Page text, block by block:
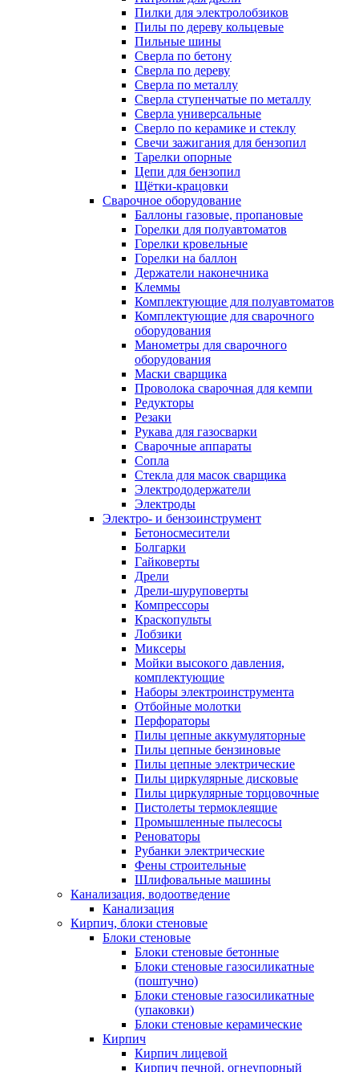
Пилки для электролобзиков
Пилы по дереву кольцевые
Пильные шины
Сверла по бетону
Сверла по дереву
Сверла по металлу
Сверла ступенчатые по металлу
Сверла универсальные
Сверло по керамике и стеклу
Свечи зажигания для бензопил
Тарелки опорные
Цепи для бензопил
Щётки-крацовки
Сварочное оборудование
Баллоны газовые, пропановые
Горелки для полуавтоматов
Горелки кровельные
Горелки на баллон
Держатели наконечника
Клеммы
Комплектующие для полуавтоматов
Комплектующие для сварочного
оборудования
Манометры для сварочного
оборудования
Маски сварщика
Проволока сварочная для кемпи
Редукторы
Резаки
Рукава для газосварки
Сварочные аппараты
Сопла
Стекла для масок сварщика
Электрододержатели
Электроды
Электро- и бензоинструмент
Бетоносмесители
Болгарки
Гайковерты
Дрели
Дрели-шуруповерты
Компрессоры
Краскопульты
Лобзики
Миксеры
Мойки высокого давления,
комплектующие
Наборы электроинструмента
Отбойные молотки
Перфораторы
Пилы цепные аккумуляторные
Пилы цепные бензиновые
Пилы цепные электрические
Пилы циркулярные дисковые
Пилы циркулярные торцовочные
Пистолеты термоклеящие
Промышленные пылесосы
Реноваторы
Рубанки электрические
Фены строительные
Шлифовальные машины
Канализация, водоотведение
Канализация
Кирпич, блоки стеновые
Блоки стеновые
Блоки стеновые бетонные
Блоки стеновые газосиликатные
(поштучно)
Блоки стеновые газосиликатные
(упаковки)
Блоки стеновые керамические
Кирпич
Кирпич лицевой
Кирпич печной, огнеупорный